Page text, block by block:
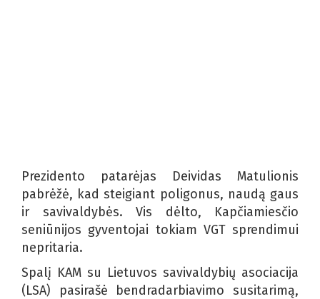
Prezidento patarėjas Deividas Matulionis
pabrėžė, kad steigiant poligonus, naudą gaus
ir savivaldybės. Vis dėlto, Kapčiamiesčio
seniūnijos gyventojai tokiam VGT sprendimui
nepritaria.
Spalį KAM su Lietuvos savivaldybių asociacija
(LSA) pasirašė bendradarbiavimo susitarimą,